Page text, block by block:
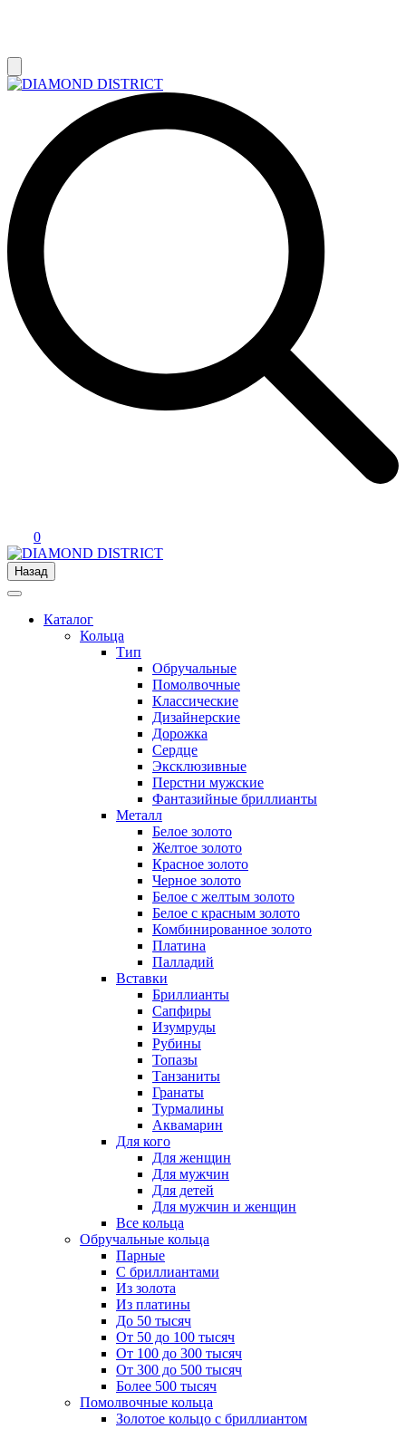
0
Назад
Каталог
Кольца
Тип
Обручальные
Помолвочные
Классические
Дизайнерские
Дорожка
Сердце
Эксклюзивные
Перстни мужские
Фантазийные бриллианты
Металл
Белое золото
Желтое золото
Красное золото
Черное золото
Белое с желтым золото
Белое с красным золото
Комбинированное золото
Платина
Палладий
Вставки
Бриллианты
Сапфиры
Изумруды
Рубины
Топазы
Танзаниты
Гранаты
Турмалины
Аквамарин
Для кого
Для женщин
Для мужчин
Для детей
Для мужчин и женщин
Все кольца
Обручальные кольца
Парные
С бриллиантами
Из золота
Из платины
До 50 тысяч
От 50 до 100 тысяч
От 100 до 300 тысяч
От 300 до 500 тысяч
Более 500 тысяч
Помолвочные кольца
Золотое кольцо с бриллиантом